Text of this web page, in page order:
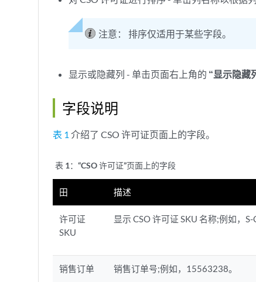
注意： 排序仅适用于某些字段。
显示或隐藏列 - 单击页面右上角的 “显示隐藏
字段说明
表 1 介绍了 CSO 许可证页面上的字段。
表 1：“CSO 许可证”页面上的字段
田 描述
许可证
SKU
显示 CSO 许可证 SKU 名称;例如，S-
销售订单 销售订单号;例如，15563238。